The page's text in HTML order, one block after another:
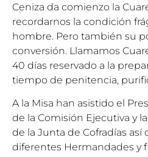
Ceniza da comienzo la
recordarnos la condición
hombre. Pero también su
conversión. Llamamos
40 días reservado a la
tiempo de penitencia,
A la Misa han asistido el
de la Comisión Ejecutiva y
de la Junta de Cofradías
diferentes Hermandades y